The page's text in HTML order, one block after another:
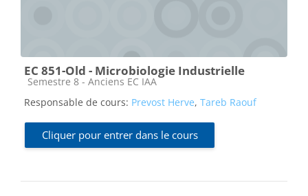
EC 851-Old - Microbiologie Industrielle
Catégorie de cours
Semestre 8 - Anciens EC IAA
Responsable de cours: Prevost Herve, Tareb Raouf
Cliquer pour entrer dans le cours